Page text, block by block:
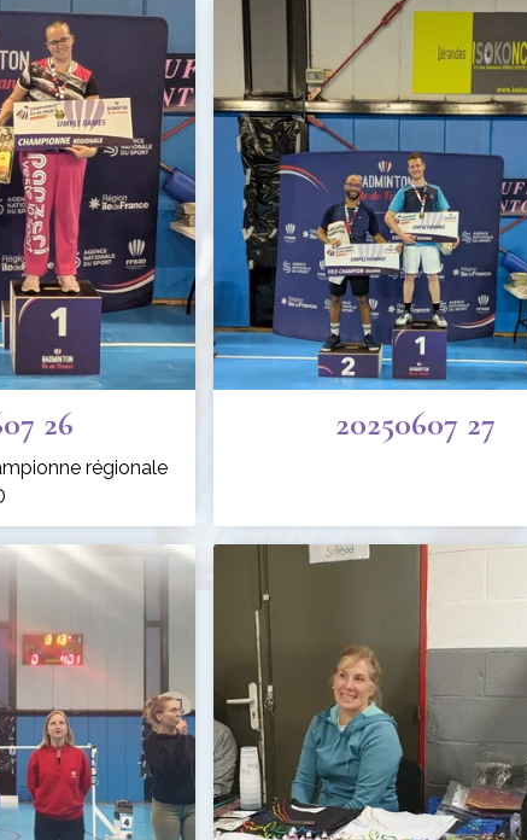
26
régionale
20250607 27